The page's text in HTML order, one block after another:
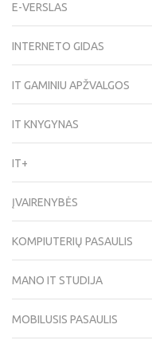
E-VERSLAS
INTERNETO GIDAS
IT GAMINIU APŽVALGOS
IT KNYGYNAS
IT+
ĮVAIRENYBĖS
KOMPIUTERIŲ PASAULIS
MANO IT STUDIJA
MOBILUSIS PASAULIS